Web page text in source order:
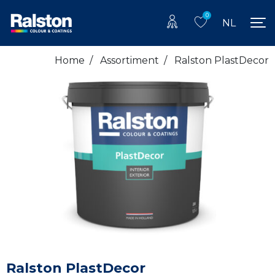
0
NL
Home / Assortiment / Ralston PlastDecor
Ralston PlastDecor